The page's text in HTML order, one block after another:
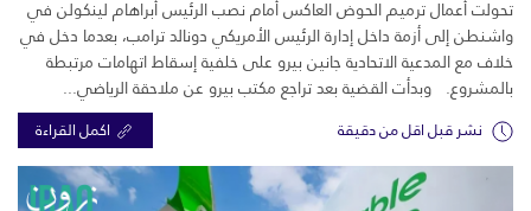
تحولت أعمال ترميم الحوض العاكس أمام نصب الرئيس أبراهام لينكولن في
واشنطن إلى أزمة داخل إدارة الرئيس الأمريكي دونالد ترامب، بعدما دخل في
خلاف مع المدعية الاتحادية جانين بيرو على خلفية إسقاط اتهامات مرتبطة
بالمشروع. وبدأت القضية بعد تراجع مكتب بيرو عن ملاحقة الرياضي...
نشر قبل اقل من دقيقة اكمل القراءة